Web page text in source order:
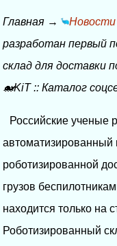
Главная → Новости
разработан первый
склад для доставки
🐋KiT:: Каталог
Российские ученые
автоматизированный
роботизированной
грузов
находится только на
Роботизированный